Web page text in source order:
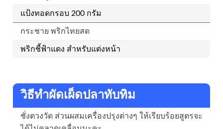
แป้งทอดกรอบ 200 กรัม
กระชาย พริกไทยสด
พริกชี้ฟ้าแดง สำหรับแต่งหน้า
วิธีทำผัดเผ็ดปลาทับทิม
ชั่งตวงวัด ส่วนผสมเครื่องปรุงต่างๆ ให้เรียบร้อยสูตรจะ